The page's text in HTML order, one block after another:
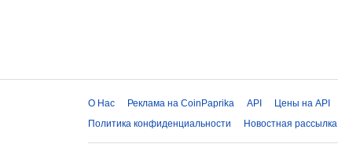
О Нас Реклама на CoinPaprika API Цены на API
Политика конфиденциальности
Новостная рассылка